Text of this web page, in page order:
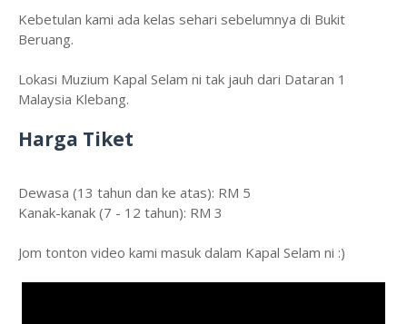
Kebetulan kami ada kelas sehari sebelumnya di Bukit
Beruang.
Lokasi Muzium Kapal Selam ni tak jauh dari Dataran 1
Malaysia Klebang.
Harga Tiket
Dewasa (13 tahun dan ke atas): RM 5
Kanak-kanak (7 - 12 tahun): RM 3
Jom tonton video kami masuk dalam Kapal Selam ni :)